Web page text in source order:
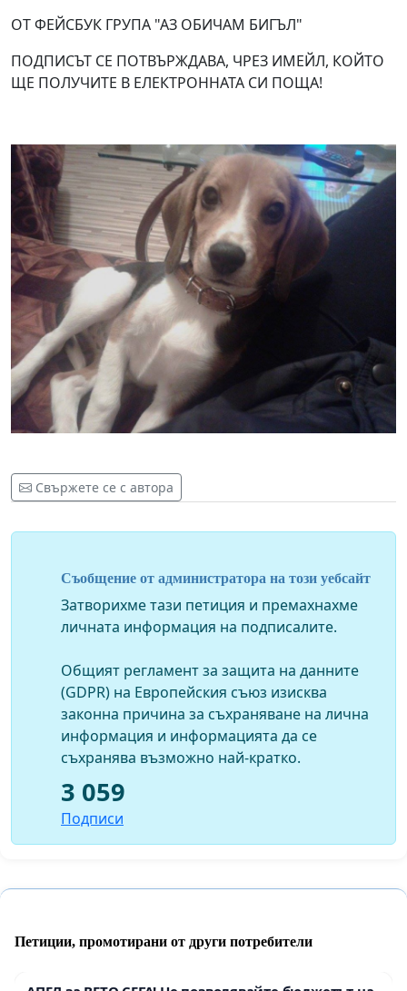
ОТ ФЕЙСБУК ГРУПА "АЗ ОБИЧАМ БИГЪЛ"
ПОДПИСЪТ СЕ ПОТВЪРЖДАВА, ЧРЕЗ ИМЕЙЛ, КОЙТО
ЩЕ ПОЛУЧИТЕ В ЕЛЕКТРОННАТА СИ ПОЩА!
Свържете се с автора
Съобщение от администратора на този уебсайт
Затворихме тази петиция и премахнахме
личната информация на подписалите.
Общият регламент за защита на данните
(GDPR) на Европейския съюз изисква
законна причина за съхраняване на лична
информация и информацията да се
съхранява възможно най-кратко.
3 059
Подписи
Петиции, промотирани от други потребители